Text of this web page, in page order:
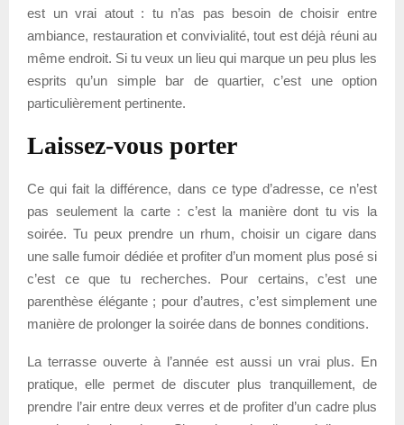
est un vrai atout : tu n’as pas besoin de choisir entre
ambiance, restauration et convivialité, tout est déjà réuni au
même endroit. Si tu veux un lieu qui marque un peu plus les
esprits qu’un simple bar de quartier, c’est une option
particulièrement pertinente.
Laissez-vous porter
Ce qui fait la différence, dans ce type d’adresse, ce n’est
pas seulement la carte : c’est la manière dont tu vis la
soirée. Tu peux prendre un rhum, choisir un cigare dans
une salle fumoir dédiée et profiter d’un moment plus posé si
c’est ce que tu recherches. Pour certains, c’est une
parenthèse élégante ; pour d’autres, c’est simplement une
manière de prolonger la soirée dans de bonnes conditions.
La terrasse ouverte à l’année est aussi un vrai plus. En
pratique, elle permet de discuter plus tranquillement, de
prendre l’air entre deux verres et de profiter d’un cadre plus